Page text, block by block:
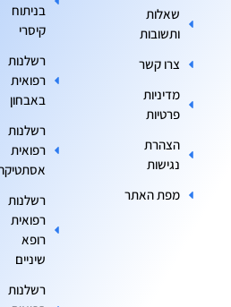
שאלות
ותשובות
צרו קשר
מדיניות
פרטיות
הצהרת
נגישות
מפת האתר
בניתוח
קיסרי
רשלנות
רפואית
באבחון
רשלנות
רפואית
רשלנות
רפואית
רופא
שיניים
רשלנות